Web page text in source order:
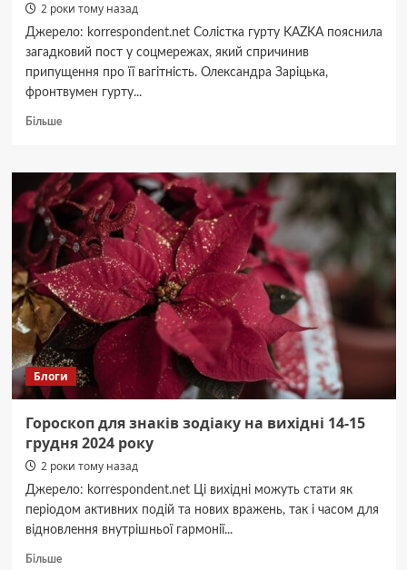
2 роки тому назад
Джерело: korrespondent.net Солістка гурту KAZKA пояснила
загадковий пост у соцмережах, який спричинив
припущення про її вагітність. Олександра Заріцька,
фронтвумен гурту...
БільшеДокладніше
Заріцька
спростувала
чутки
про
вагітність
Блоги
Гороскоп для знаків зодіаку на вихідні 14-15
грудня 2024 року
2 роки тому назад
Джерело: korrespondent.net Ці вихідні можуть стати як
періодом активних подій та нових вражень, так і часом для
відновлення внутрішньої гармонії...
БільшеДокладніше